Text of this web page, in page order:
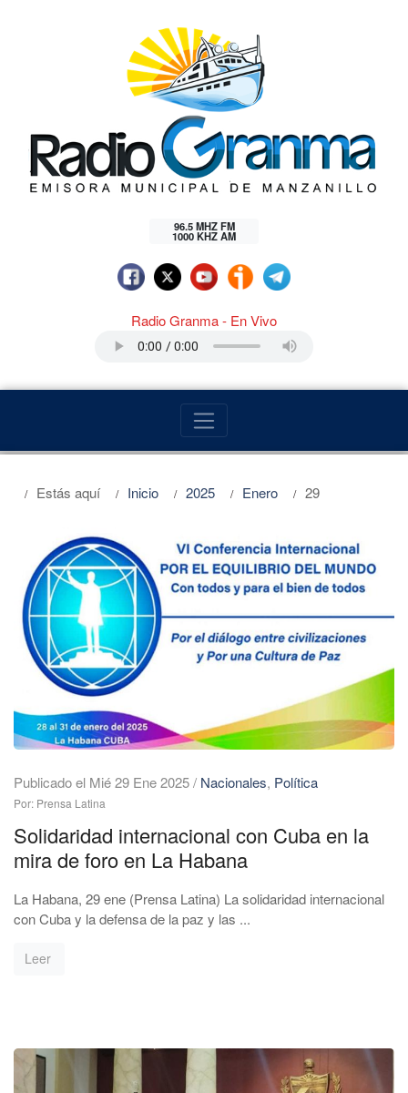
96.5 MHZ FM
1000 KHZ AM
Radio Granma - En Vivo
Estás aquí Inicio 2025 Enero 29
Publicado el Mié 29 Ene 2025/ Nacionales, Política
Por: Prensa Latina
Solidaridad internacional con Cuba en la
mira de foro en La Habana
La Habana, 29 ene (Prensa Latina) La solidaridad internacional
con Cuba y la defensa de la paz y las ...
Leer